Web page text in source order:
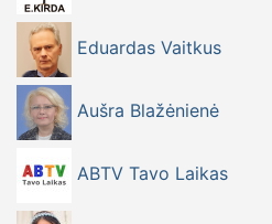
Eduardas Vaitkus
Aušra Blažėnienė
ABTV Tavo Laikas